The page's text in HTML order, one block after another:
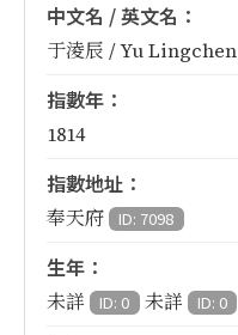
中文名 / 英文名：
于淩辰 / Yu Lingchen
指數年：
1814
指數地址：
奉天府 ID: 7098
生年：
未詳 ID: 0 未詳 ID: 0